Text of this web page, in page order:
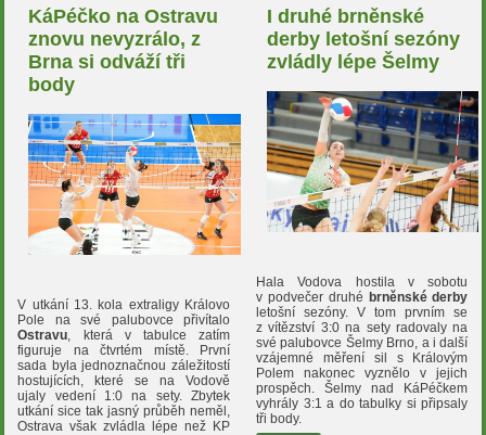
KáPéčko na Ostravu
znovu nevyzrálo, z
Brna si odváží tři
body
V utkání 13. kola extraligy Královo
Pole na své palubovce přivítalo
Ostravu, která v tabulce zatím
figuruje na čtvrtém místě. První
sada byla jednoznačnou záležitostí
hostujících, které se na Vodově
ujaly vedení 1:0 na sety. Zbytek
utkání sice tak jasný průběh neměl,
Ostrava však zvládla lépe než KP
I druhé brněnské
derby letošní sezóny
zvládly lépe Šelmy
Hala Vodova hostila v sobotu
v podvečer druhé brněnské derby
letošní sezóny. V tom prvním se
z vítězství 3:0 na sety radovaly na
své palubovce Šelmy Brno, a i další
vzájemné měření sil s Královým
Polem nakonec vyznělo v jejich
prospěch. Šelmy nad KáPéčkem
vyhrály 3:1 a do tabulky si připsaly
tři body.